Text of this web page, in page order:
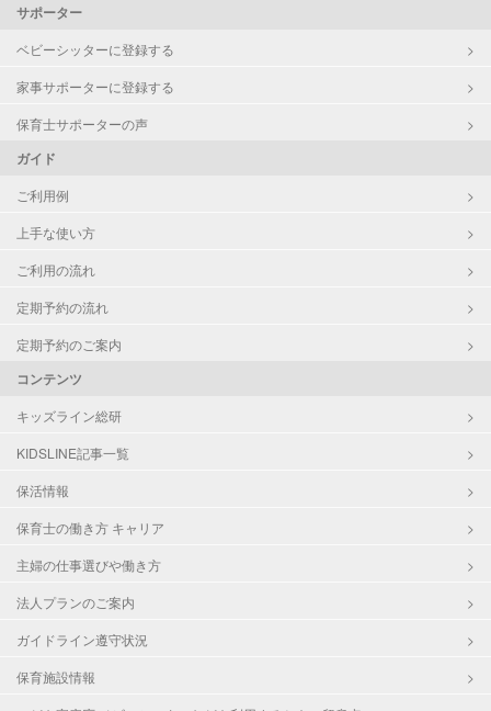
サポーター
ベビーシッターに登録する
家事サポーターに登録する
保育士サポーターの声
ガイド
ご利用例
上手な使い方
ご利用の流れ
定期予約の流れ
定期予約のご案内
コンテンツ
キッズライン総研
KIDSLINE記事一覧
保活情報
保育士の働き方 キャリア
主婦の仕事選びや働き方
法人プランのご案内
ガイドライン遵守状況
保育施設情報